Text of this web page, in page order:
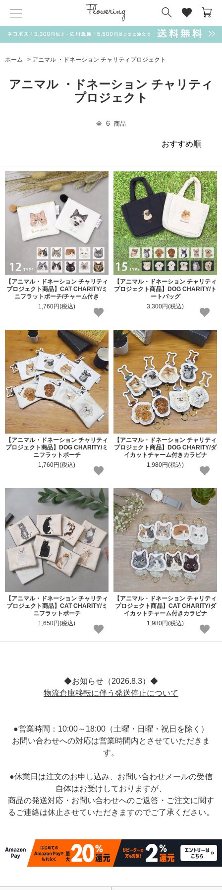
ホーム > アニマル ・ドネーション チャリティプロジェクト
アニマル ・ドネーション チャリティ
プロジェクト
全 6 商品
【アニマル・ドネーション チャリティ
プロジェクト商品】CAT CHARITY/ミ
ニフラットポーチ/チャーム付き
1,760円(税込)
【アニマル・ドネーション チャリティ
プロジェクト商品】DOG CHARITY/ト
ートバッグ
3,300円(税込)
【アニマル・ドネーション チャリティ
プロジェクト商品】DOG CHARITY/ミ
ニフラットポーチ
1,760円(税込)
【アニマル・ドネーション チャリティ
プロジェクト商品】DOG CHARITY/ダ
イカットチャーム付きカラビナ
1,980円(税込)
【アニマル・ドネーション チャリティ
プロジェクト商品】CAT CHARITY/ミ
ニフラットポーチ
1,650円(税込)
【アニマル・ドネーション チャリティ
プロジェクト商品】CAT CHARITY/ダ
イカットチャーム付きカラビナ
1,980円(税込)
◆お知らせ（2026.8.3）◆
物流倉庫移転に伴う発送停止について
●営業時間：10:00～18:00（土曜・日曜・祝日を除く）
お問い合わせへの対応は営業時間内とさせていただきま
す。
●休業日は注文のお申し込み、お問い合わせメールの受信
自体はお受けしておりますが、
商品の発送対応・お問い合わせへのご返答・ご注文に関す
るご連絡は休止させていただきますのでご了承ください。
気化冷却スカーフ matsui サンリオ キーポーチ